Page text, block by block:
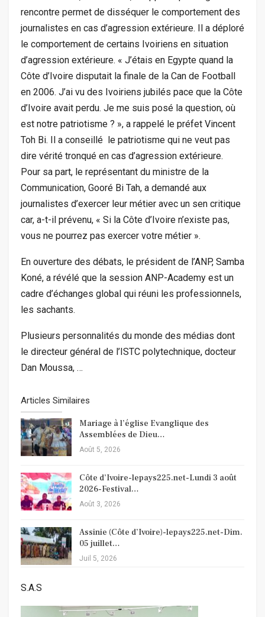
rencontre permet de disséquer le comportement des
journalistes en cas d’agression extérieure. Il a déploré
le comportement de certains Ivoiriens en situation
d’agression extérieure. « J’étais en Egypte quand la
Côte d’Ivoire disputait la finale de la Can de Football
en 2006. J’ai vu des Ivoiriens jubilés pace que la Côte
d’Ivoire avait perdu. Je me suis posé la question, où
est notre patriotisme ? », a rappelé le préfet Vincent
Toh Bi. Il a conseillé le patriotisme qui ne veut pas
dire vérité tronqué en cas d’agression extérieure.
Pour sa part, le représentant du ministre de la
Communication, Gooré Bi Tah, a demandé aux
journalistes d’exercer leur métier avec un sen critique
car, a-t-il prévenu, « Si la Côte d’Ivoire n’existe pas,
vous ne pourrez pas exercer votre métier ».
En ouverture des débats, le président de l’ANP, Samba
Koné, a révélé que la session ANP-Academy est un
cadre d’échanges global qui réuni les professionnels,
les sachants.
Plusieurs personnalités du monde des médias dont
le directeur général de l’ISTC polytechnique, docteur
Dan Moussa, …
Articles Similaires
Mariage à l’église Evanglique des
Assemblées de Dieu…
Août 5, 2026
Côte d’Ivoire-lepays225.net-Lundi 3 août
2026-Festival…
Août 3, 2026
Assinie (Côte d’Ivoire)-lepays225.net-Dim.
05 juillet…
Juil 5, 2026
S.A.S